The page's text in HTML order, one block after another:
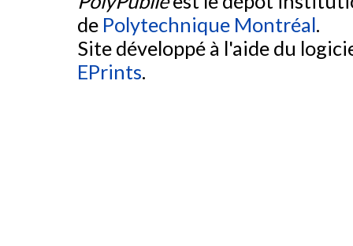
de Polytechnique Montréal.
Site développé à l'aide du
EPrints.